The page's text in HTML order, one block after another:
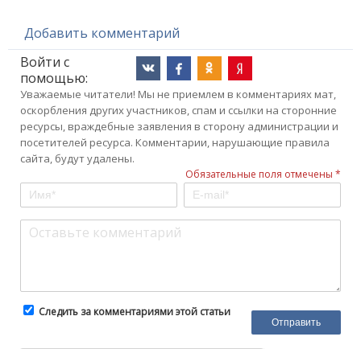
Добавить комментарий
Войти с
помощью:
Уважаемые читатели! Мы не приемлем в комментариях мат,
оскорбления других участников, спам и ссылки на сторонние
ресурсы, враждебные заявления в сторону администрации и
посетителей ресурса. Комментарии, нарушающие правила
сайта, будут удалены.
Обязательные поля отмечены *
Следить за комментариями этой статьи